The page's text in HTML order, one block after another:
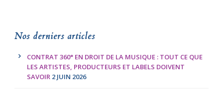
Nos derniers articles
CONTRAT 360° EN DROIT DE LA MUSIQUE : TOUT CE QUE
LES ARTISTES, PRODUCTEURS ET LABELS DOIVENT
SAVOIR 2 JUIN 2026